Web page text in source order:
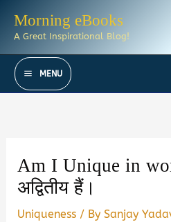
Morning eBooks
A Great Inspirational Blog!
MENU
Am I Unique in
अद्वितीय हैं।
Uniqueness / BySanjay